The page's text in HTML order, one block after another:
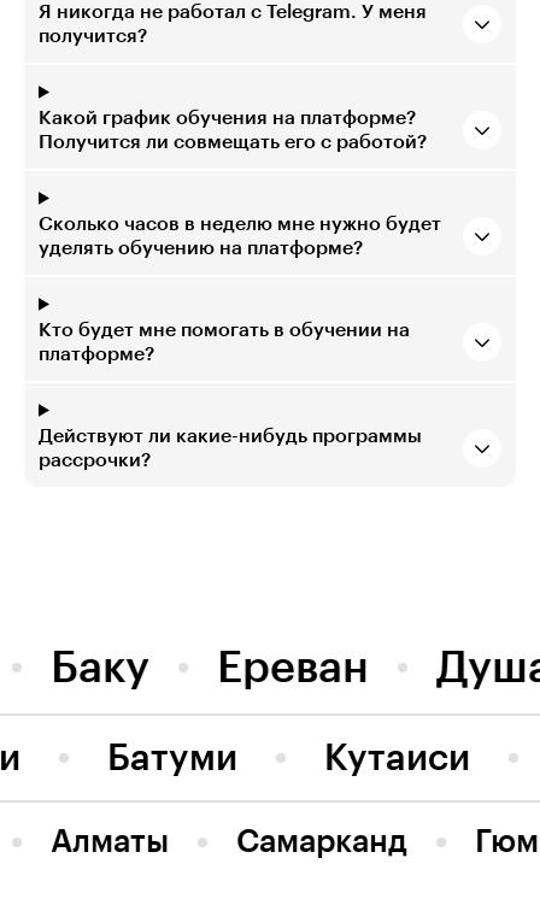
Я никогда не работал с Telegram. У меня
получится?
Какой график обучения на платформе?
Получится ли совмещать его с работой?
Сколько часов в неделю мне нужно будет
уделять обучению на платформе?
Кто будет мне помогать в обучении на
платформе?
Действуют ли какие-нибудь программы
рассрочки?
Баку Ереван
Кутаиси
Батуми
Алматы Самарканд